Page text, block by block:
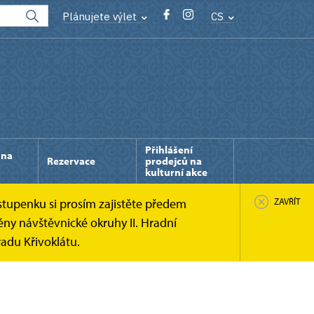
Plánujete výlet CS
Rezervace
Přihlášení
prodejců na
kulturní akce
si prosím zajistěte předem
návštěvnické okruhy II. Hradní
Křivoklátu.
ZAVŘÍT